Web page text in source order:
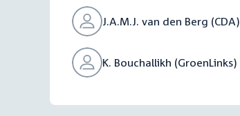
J.A.M.J. van den Berg (CDA)
K. Bouchallikh (GroenLinks)